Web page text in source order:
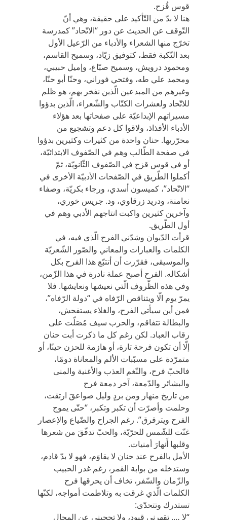
قوس قُزح.
هنا لا بدّ من التّأكيد على حقيقة، وهي أنّ
التّوقف عن الحديث عن دور “الاتّحاد” كمدرسة
تخرّج منها الشعراء والأدباء من الرّعيل الأول
بعد النّكبة فقط، كتوفيق زيّاد، وسميح القاسم،
ومحمود درويش، وسميح صبّاغ، وإميل حبيبي،
ومحمد علي طه، وفتحي فوراني، وحنّا أبو حنّا،
وغيرهم من المبدعين الّذين نفخر بهم، هو ظلم
للاتّحاد ولعشرات الكتّاب والشّعراء، الّذين بدؤوا
مسيراتهم الإبداعيّة على صفحاتها بعد هؤلاء
الأدباء الأفذاذ، ولاقوا كل دعم وتشجيع من
محرّريها. حنان واحدة من كثيرات وكثيرين بدؤوا
في صفحة الطّالب وهم في الصّفوف الابتدائيّة،
أو في قوس قزح في الصّفوف الثّانويّة، ثمّ
أكملوا الطّريق في الصّفحات الأدبيّة الأخرى في
“الاتّحاد”، كميسون أسدي، ورجاء بكريّة، وصفاء
نعامنة، ودريد زرقاوي، ود. جريس خوري،
وآخرين كثيرين واكبت انتاجهم الأدبي وهم في
أول الطّريق.
قرأت الدّيوان وشدّني الفرح الّذي فيه، في
الكلمات والعبارات والمعاني والصّور الشّعريّة
والموسيقى، فقرّرت أن أتتبّع هذا الفرح بكل
أشكاله. الفرح أصبح عملة نادرة في هذا الزّمن،
وفي هذه الظّروف الّتي نعيشها ونعايشها. فلا
يمرّ يوم الّا ويتناقص الرّفاه في “دولة الرّفاه”،
فمن أين سيأتي الفرح، والغلاء يستفحش،
والبطالة تتفاقم، والحرب سيف مُصَلّت على
رقاب العباد. لكن رغم كل ما ذكرت أبت حنان
إلّا أن تكون فرحة تارة، أو هازمة للحزن حينًا، أو
متمرّدة على مسبّبات الألم والمعاناة دومًا،
فالحبّ فرح، والنّغم العذب والأغنية والمنى
والبشائر والدّمعة، آخر دمعة فرح
من تاريخ منهار ومن بردٍ وليل صواعقَ ارتقت،
وحلمت وأصرّت أن تكبر وتكبر، “حتّى يموج
الفرح ويترقرق”. رغم الجراح والضّياع والإعصار
غنّت للشّمس للحرّيّة، والحبّ تدفّقَ من شعرها
وقلبها أَنهارَ أمنيات.
الأمل بالفرح عند حنان لا يقاوَم، فهو لا بدّ قادم،
وستدخله من بوابة القمر، رغم غدر الحبيب
والزّمان والسّفر، تخاف أن يحرقها فرح
الكلمات الّذي غرقت به وتلاطمت أمواجه، لكنّها
تستدرك وتتحدّى:
“لا …. تقهرني قيود، ولا تحجبني عن المحال